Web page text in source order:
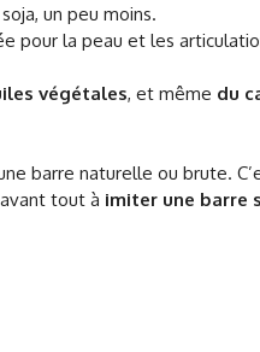
un peu moins.
pour la peau et les
végétales, et même du
barre naturelle ou brute.
tout à imiter une barre